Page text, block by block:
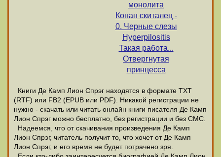
монолита
Конан скиталец -
0. Черные слезы
Hyperpilositis
Такая работа...
Отвергнутая
принцесса
Книги Де Камп Лион Спрэг находятся в формате ТХТ
(RTF) или FB2 (EPUB или PDF). Никакой регистрации не
нужно - скачать или читать онлайн книги писателя Де Камп
Лион Спрэг можно бесплатно, без регистрации и без СМС.
Надеемся, что от скачивания произведения Де Камп
Лион Спрэг, читатель получит то, что хочет от Де Камп
Лион Спрэг, и его время не будет потрачено зря.